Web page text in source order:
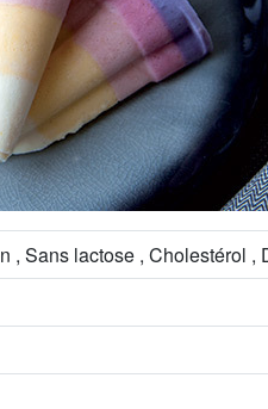
, Sans lactose , Cholestérol ,